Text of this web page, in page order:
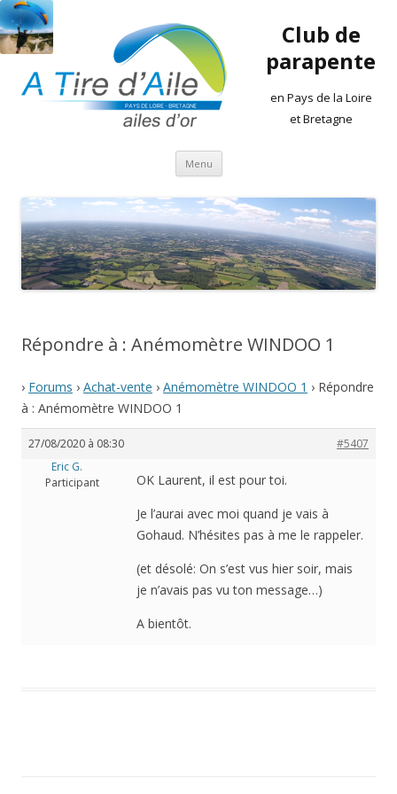
Club de
parapente
en Pays de la Loire
et Bretagne
Menu Aller
contenu
Répondre à : Anémomètre WINDOO 1
› Forums › Achat-vente › Anémomètre WINDOO 1 › Répondre
à : Anémomètre WINDOO 1
27/08/2020 à 08:30
#5407
Eric G.
Participant
OK Laurent, il est pour toi.
Je l’aurai avec moi quand je vais à
Gohaud. N’hésites pas à me le rappeler.
(et désolé: On s’est vus hier soir, mais
je n’avais pas vu ton message…)
A bientôt.